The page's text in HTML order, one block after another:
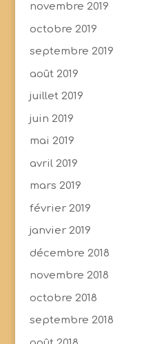
novembre 2019
octobre 2019
septembre 2019
août 2019
juillet 2019
juin 2019
mai 2019
avril 2019
mars 2019
février 2019
janvier 2019
décembre 2018
novembre 2018
octobre 2018
septembre 2018